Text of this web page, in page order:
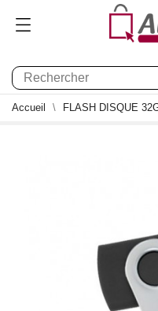
Accueil FLASH DISQUE